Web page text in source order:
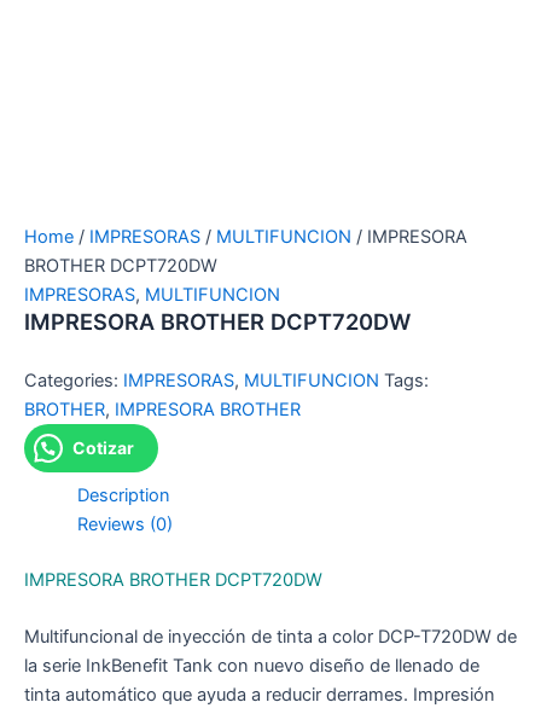
Home / IMPRESORAS / MULTIFUNCION / IMPRESORA
BROTHER DCPT720DW
IMPRESORAS, MULTIFUNCION
IMPRESORA BROTHER DCPT720DW
Categories: IMPRESORAS, MULTIFUNCION Tags:
BROTHER, IMPRESORA BROTHER
Cotizar
Description
Reviews (0)
IMPRESORA BROTHER DCPT720DW
Multifuncional de inyección de tinta a color DCP-T720DW de
la serie InkBenefit Tank con nuevo diseño de llenado de
tinta automático que ayuda a reducir derrames. Impresión